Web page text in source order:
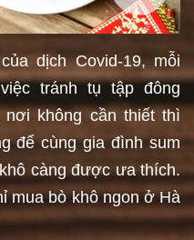
dịch Covid-19, mỗi
tránh tụ tập đông
không cần thiết thì
để cùng gia đình sum
càng được ưa thích.
mua bò khô ngon ở Hà